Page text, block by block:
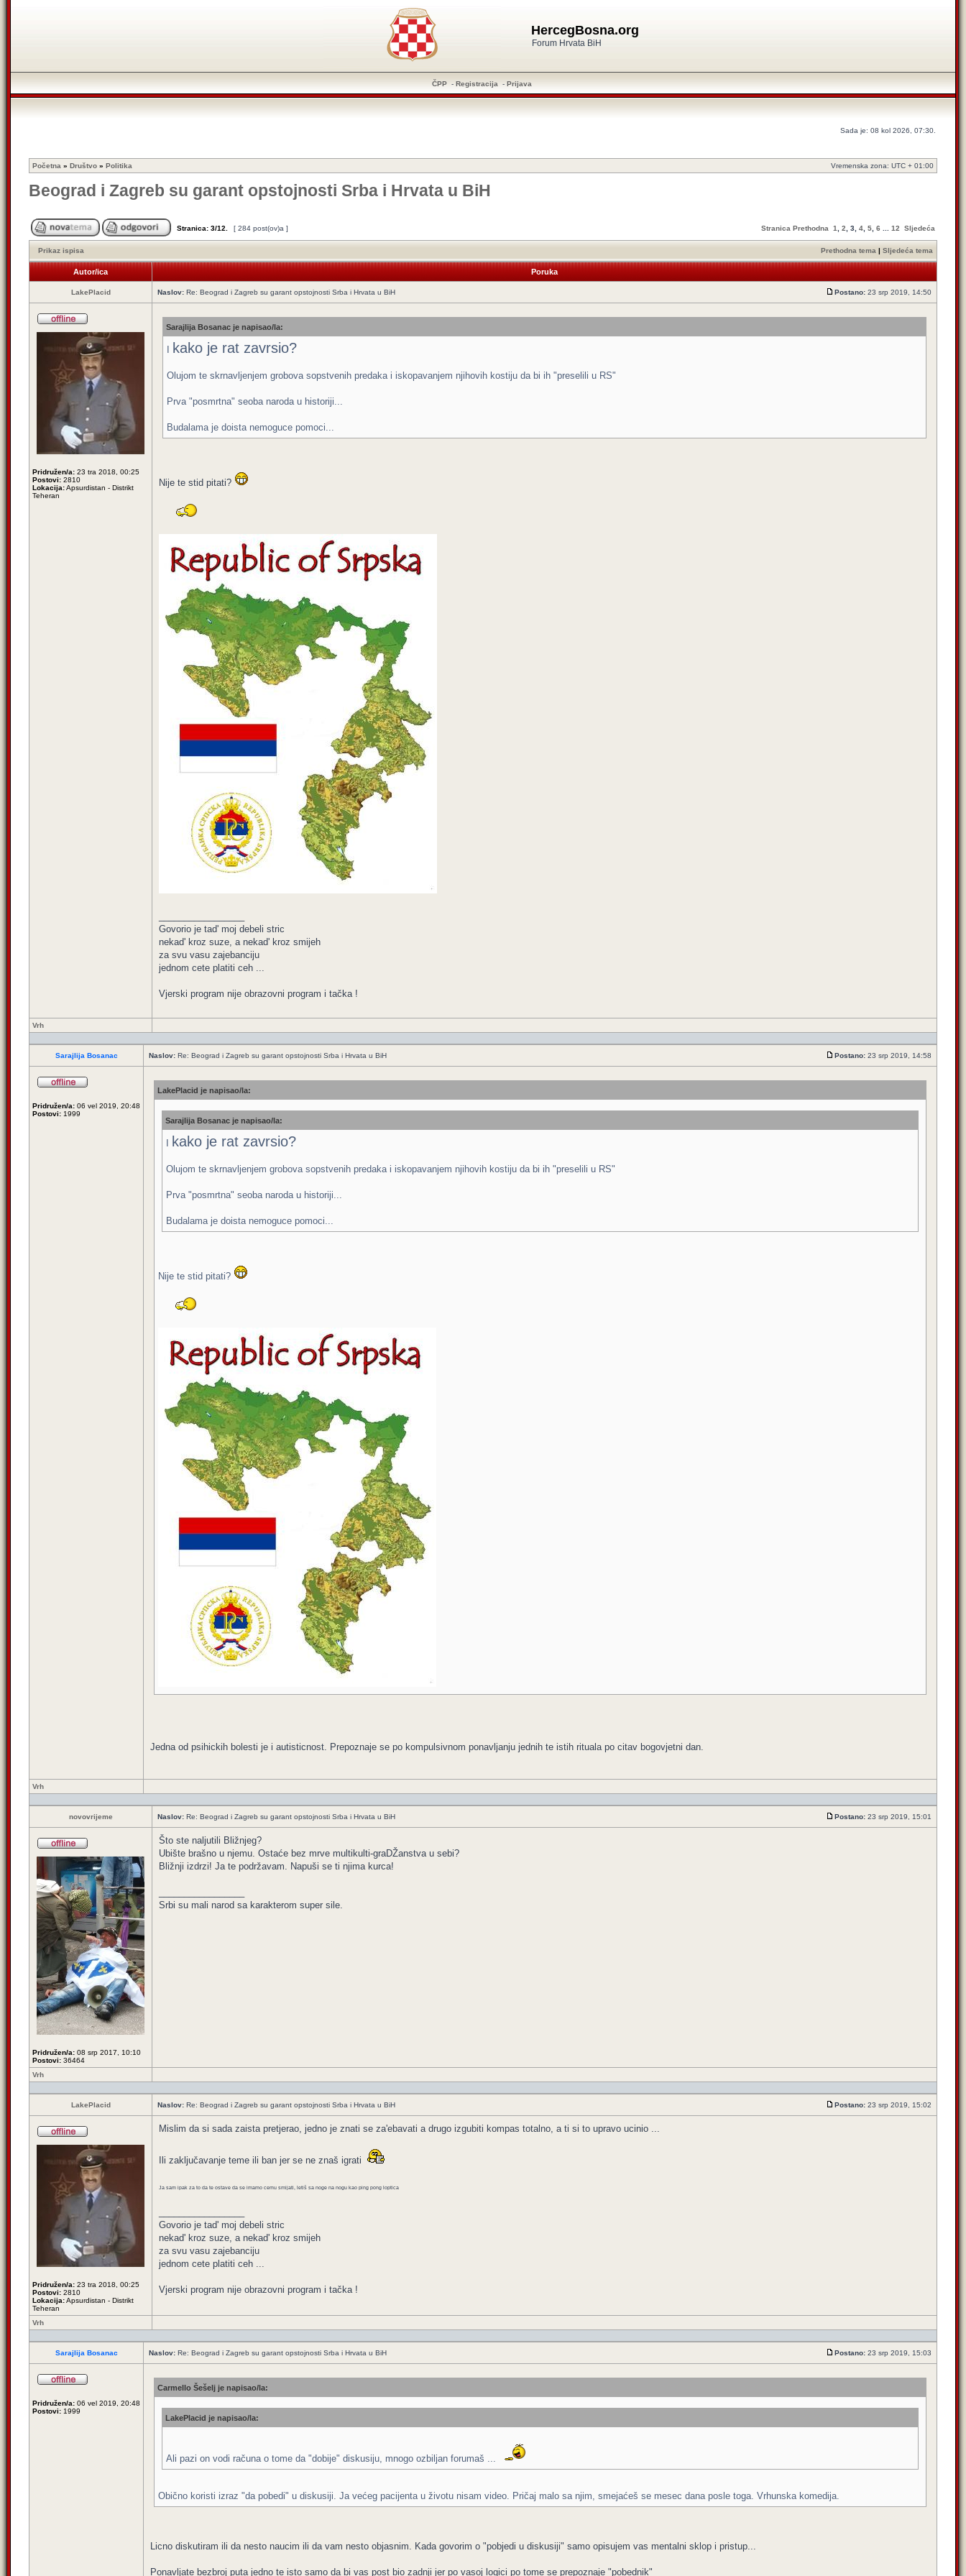
HercegBosna.org
Forum Hrvata BiH
ČPP - Registracija - Prijava
Sada je: 08 kol 2026, 07:30.
Početna » Društvo » Politika Vremenska zona: UTC + 01:00
Beograd i Zagreb su garant opstojnosti Srba i Hrvata u BiH
Stranica: 3/12 [ 284 post(ov)a ] Stranica Prethodna 1 2 3 4 5 6 12 Sljedeća
Prikaz ispisa Prethodna tema | Sljedeća tema
Autor/ica Poruka
LakePlacid Naslov: Re: Beograd i Zagreb su garant opstojnosti Srba i Hrvata u BiH Postano: 23 srp 2019, 14:50
Pridružen/a: 23 tra 2018, 00:25
Postovi: 2810
Lokacija:Apsurdistan - Distrikt
Teheran
Sarajlija Bosanac je napisao/la:
kako je rat zavrsio?
Olujom te skrnavljenjem grobova sopstvenih predaka i iskopavanjem njihovih kostiju da bi ih "preselili u RS"
Prva "posmrtna" seoba naroda u historiji...
Budalama je doista nemoguce pomoci...
Nije te stid pitati?
Govorio je tad' moj debeli stric
nekad' kroz suze, a nekad' kroz smijeh
za svu vasu zajebanciju
jednom cete platiti ceh ...
Vjerski program nije obrazovni program i tačka !
Vrh
Sarajlija Bosanac Naslov: Re: Beograd i Zagreb su garant opstojnosti Srba i Hrvata u BiH Postano: 23 srp 2019, 14:58
Pridružen/a: 06 vel 2019, 20:48
Postovi: 1999
LakePlacid je napisao/la:
Sarajlija Bosanac je napisao/la:
kako je rat zavrsio?
Olujom te skrnavljenjem grobova sopstvenih predaka i iskopavanjem njihovih kostiju da bi ih "preselili u RS"
Prva "posmrtna" seoba naroda u historiji...
Budalama je doista nemoguce pomoci...
Nije te stid pitati?
Jedna od psihickih bolesti je i autisticnost. Prepoznaje se po kompulsivnom ponavljanju jednih te istih rituala po citav bogovjetni dan.
Vrh
novovrijeme Naslov: Re: Beograd i Zagreb su garant opstojnosti Srba i Hrvata u BiH Postano: 23 srp 2019, 15:01
Pridružen/a: 08 srp 2017, 10:10
Postovi: 36464
Što ste naljutili Bližnjeg?
Ubište brašno u njemu. Ostaće bez mrve multikulti-graDŽanstva u sebi?
Bližnji izdrzi! Ja te podržavam. Napuši se ti njima kurca!
Srbi su mali narod sa karakterom super sile.
Vrh
LakePlacid Naslov: Re: Beograd i Zagreb su garant opstojnosti Srba i Hrvata u BiH Postano: 23 srp 2019, 15:02
Pridružen/a: 23 tra 2018, 00:25
Postovi: 2810
Lokacija:Apsurdistan - Distrikt
Teheran
Mislim da si sada zaista pretjerao, jedno je znati se za'ebavati a drugo izgubiti kompas totalno, a ti si to upravo ucinio ...
Ili zaključavanje teme ili ban jer se ne znaš igrati
Ja sam ipak za to da te ostave da se imamo cemu smijati, letiš sa noge na nogu kao ping pong loptica
Govorio je tad' moj debeli stric
nekad' kroz suze, a nekad' kroz smijeh
za svu vasu zajebanciju
jednom cete platiti ceh ...
Vjerski program nije obrazovni program i tačka !
Vrh
Sarajlija Bosanac Naslov: Re: Beograd i Zagreb su garant opstojnosti Srba i Hrvata u BiH Postano: 23 srp 2019, 15:03
Pridružen/a: 06 vel 2019, 20:48
Postovi: 1999
Carmello Šešelj je napisao/la:
LakePlacid je napisao/la:
Ali pazi on vodi računa o tome da "dobije" diskusiju, mnogo ozbiljan forumaš ...
Obično koristi izraz "da pobedi" u diskusiji. Ja većeg pacijenta u životu nisam video. Pričaj malo sa njim, smejaćeš se mesec dana posle toga. Vrhunska komedija.
Licno diskutiram ili da nesto naucim ili da vam nesto objasnim. Kada govorim o "pobjedi u diskusiji" samo opisujem vas mentalni sklop i pristup...
Ponavljate bezbroj puta jedno te isto samo da bi vas post bio zadnji jer po vasoj logici po tome se prepoznaje "pobednik"